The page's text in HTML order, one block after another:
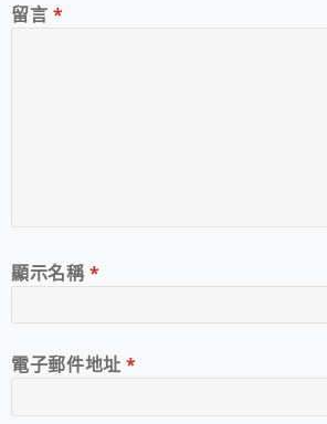
留言 *
顯示名稱*
電子郵件地址*